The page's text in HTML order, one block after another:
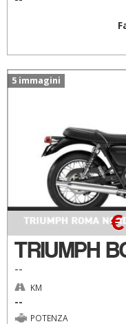
5 immagini
TRIUMPH
--
€
KM
--
POTENZA